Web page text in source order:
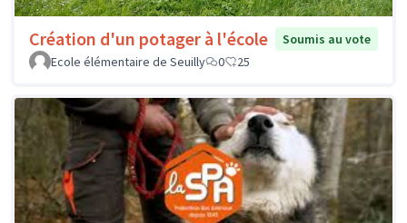
Création d'un potager à l'école
Soumis au vote
Ecole élémentaire de Seuilly
0 25